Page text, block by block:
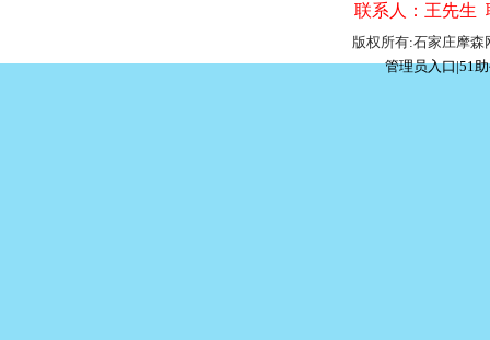
联系人：王先生
版权所有:石家庄摩
管理员入口|51